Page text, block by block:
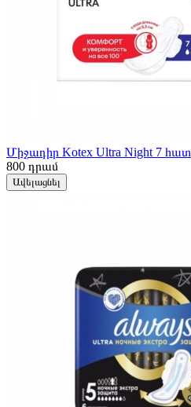
Միջադիր Kotex Ultra Night 7 հատ
800 դրամ
Ավելացնել